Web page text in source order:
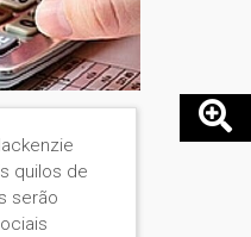
quilos de
serão